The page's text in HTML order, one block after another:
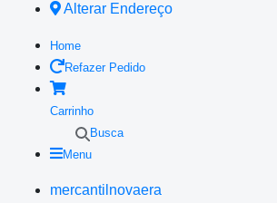
Alterar Endereço
Home
Refazer Pedido
Carrinho
Busca
Menu
mercantilnovaera